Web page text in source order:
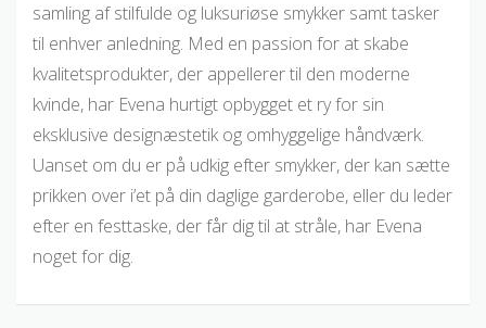
samling af stilfulde og luksuriøse smykker samt tasker
til enhver anledning. Med en passion for at skabe
kvalitetsprodukter, der appellerer til den moderne
kvinde, har Evena hurtigt opbygget et ry for sin
eksklusive designæstetik og omhyggelige håndværk.
Uanset om du er på udkig efter smykker, der kan sætte
prikken over i’et på din daglige garderobe, eller du leder
efter en festtaske, der får dig til at stråle, har Evena
noget for dig.